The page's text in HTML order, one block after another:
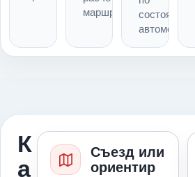
маршрута
состоянию
автомобиля
К
а
Съезд или
ориентир